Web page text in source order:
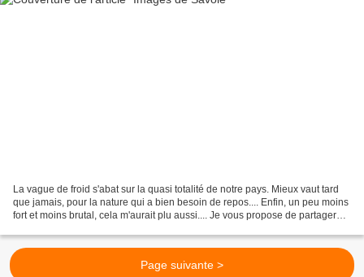
La vague de froid s'abat sur la quasi totalité de notre pays. Mieux vaut tard
que jamais, pour la nature qui a bien besoin de repos.... Enfin, un peu moins
fort et moins brutal, cela m'aurait plu aussi.... Je vous propose de partager
Page suivante >